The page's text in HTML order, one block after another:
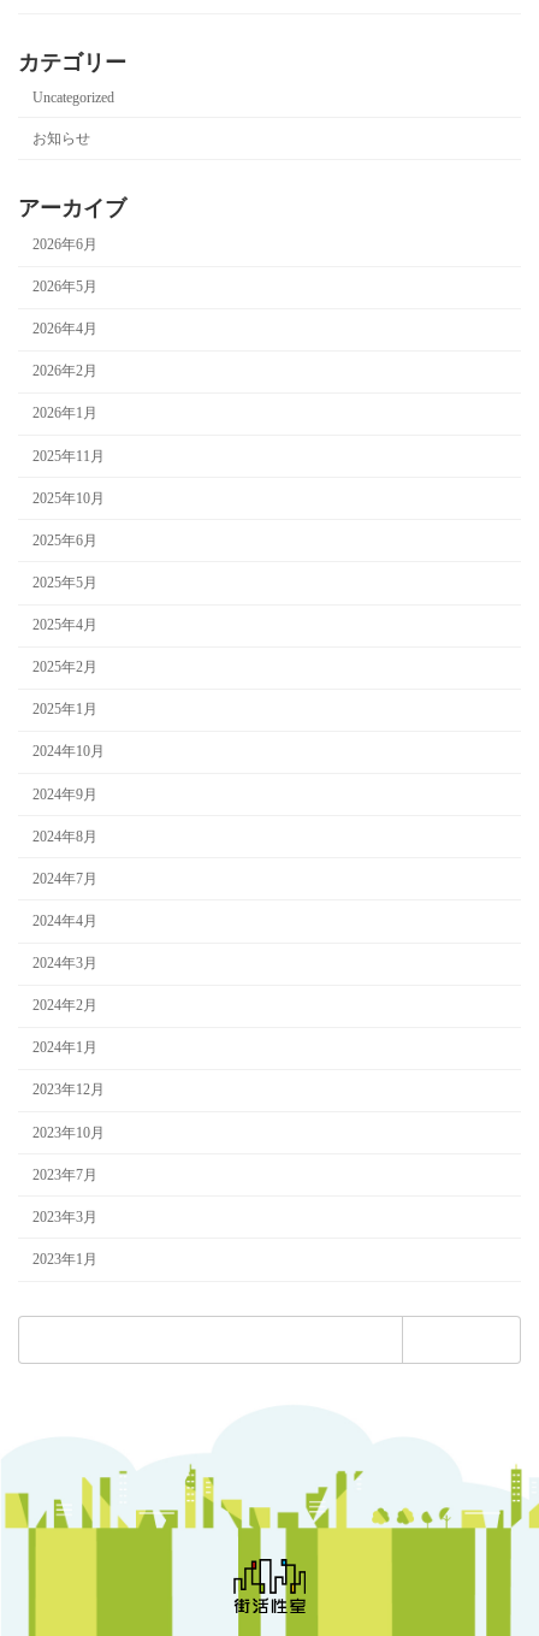
カテゴリー
Uncategorized
お知らせ
アーカイブ
2026年6月
2026年5月
2026年4月
2026年2月
2026年1月
2025年11月
2025年10月
2025年6月
2025年5月
2025年4月
2025年2月
2025年1月
2024年10月
2024年9月
2024年8月
2024年7月
2024年4月
2024年3月
2024年2月
2024年1月
2023年12月
2023年10月
2023年7月
2023年3月
2023年1月
検